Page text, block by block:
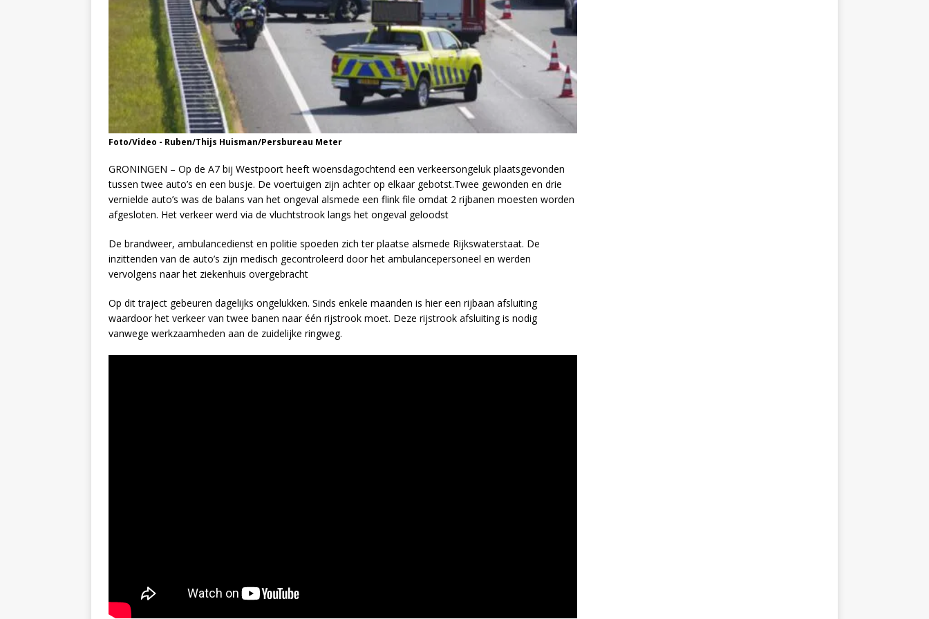
Foto/Video - Ruben/Thijs Huisman/Persbureau Meter
GRONINGEN – Op de A7 bij Westpoort heeft woensdagochtend een verkeersongeluk plaatsgevonden
tussen twee auto’s en een busje. De voertuigen zijn achter op elkaar gebotst.Twee gewonden en drie
vernielde auto’s was de balans van het ongeval alsmede een flink file omdat 2 rijbanen moesten worden
afgesloten. Het verkeer werd via de vluchtstrook langs het ongeval geloodst
De brandweer, ambulancedienst en politie spoeden zich ter plaatse alsmede Rijkswaterstaat. De
inzittenden van de auto’s zijn medisch gecontroleerd door het ambulancepersoneel en werden
vervolgens naar het ziekenhuis overgebracht
Op dit traject gebeuren dagelijks ongelukken. Sinds enkele maanden is hier een rijbaan afsluiting
waardoor het verkeer van twee banen naar één rijstrook moet. Deze rijstrook afsluiting is nodig
vanwege werkzaamheden aan de zuidelijke ringweg.